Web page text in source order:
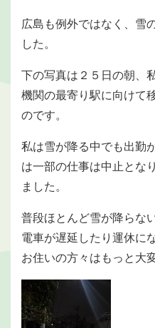
広島も例外ではなく、雪
した。
下の写真は２５日の朝、
機関の最寄り駅に向けて
のです。
私は雪が降る中でも出勤
は一部の仕事は中止とな
ました。
普段ほとんど雪が降らな
電車が遅延したり運休に
お住いの方々はもっと大